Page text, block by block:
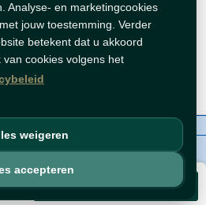
Analyse- en marketingcookies
jouw toestemming. Verder
betekent dat u akkoord
cookies volgens het
weigeren
accepteren
Voeg toe
WhatsAppen
Tawfeer 2018-2026